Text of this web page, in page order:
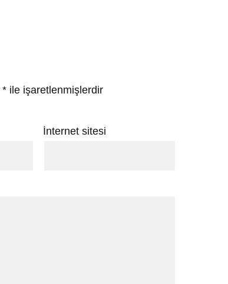
* ile işaretlenmişlerdir
İnternet sitesi